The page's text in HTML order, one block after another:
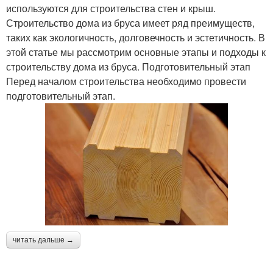
используются для строительства стен и крыш.
Строительство дома из бруса имеет ряд преимуществ,
таких как экологичность, долговечность и эстетичность. В
этой статье мы рассмотрим основные этапы и подходы к
строительству дома из бруса. Подготовительный этап
Перед началом строительства необходимо провести
подготовительный этап.
читать дальше →